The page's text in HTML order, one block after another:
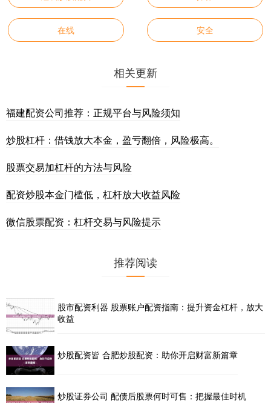
在线 安全
相关更新
福建配资公司推荐：正规平台与风险须知
炒股杠杆：借钱放大本金，盈亏翻倍，风险极高。
股票交易加杠杆的方法与风险
配资炒股本金门槛低，杠杆放大收益风险
微信股票配资：杠杆交易与风险提示
推荐阅读
股市配资利器 股票账户配资指南：提升资金杠杆，放大
收益
炒股配资皆 合肥炒股配资：助你开启财富新篇章
炒股证券公司 配债后股票何时可售：把握最佳时机